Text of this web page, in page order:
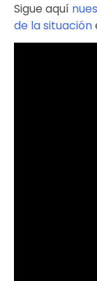
Sigue aquí
de la situación